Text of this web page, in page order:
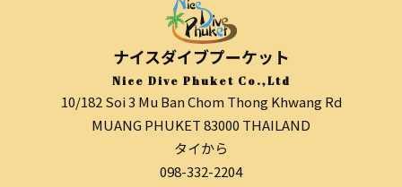
ナイスダイブプーケット
Nice Dive Phuket Co.,Ltd
10/182 Soi 3 Mu Ban Chom Thong Khwang Rd
MUANG PHUKET 83000 THAILAND
タイから
098-332-2204